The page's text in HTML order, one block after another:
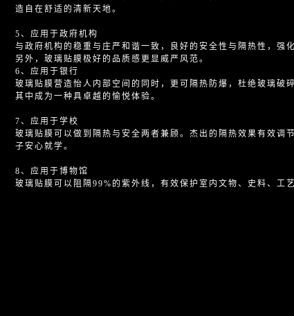
造自在舒适的清新天地。
5、应用于政府机构
与政府机构的稳重与庄严和谐一致，良好的安全性与隔热性，强
另外，玻璃贴膜极好的品质感更显威严风范。
6、应用于银行
玻璃贴膜营造怡人内部空间的同时，更可隔热防爆，杜绝玻璃破
其中成为一种具卓越的愉悦体验。
7、应用于学校
玻璃贴膜可以做到隔热与安全两者兼顾。杰出的隔热效果有效调
子安心就学。
8、应用于博物馆
玻璃贴膜可以阻隔99%的紫外线，有效保护室内文物、史料、工